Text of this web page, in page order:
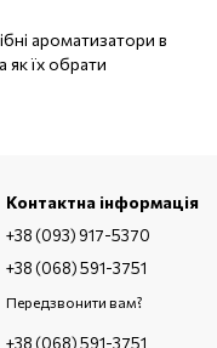
ароматизатори в
як їх обрати
Контактна інформація
+38 (093) 917-5370
+38 (068) 591-3751
Передзвонити вам?
+38 (068) 591-3751